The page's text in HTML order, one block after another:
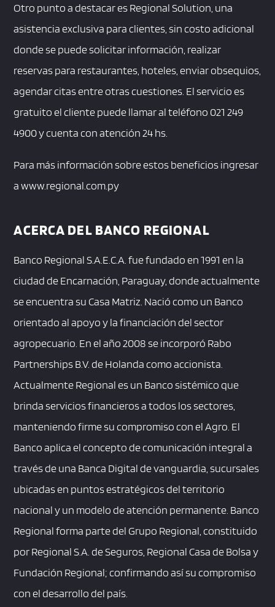
Otro punto a destacar es Regional Solution, una
asistencia exclusiva para clientes, sin costo adicional
donde se puede solicitar información, realizar
reservas para restaurantes, hoteles, enviar obsequios,
agendar citas entre otras cuestiones. El servicio es
gratuito el cliente puede llamar al teléfono 021 249
4900 y cuenta con atención 24 hs.
Para más información sobre estos beneficios ingresar
a www.regional.com.py
ACERCA DEL BANCO REGIONAL
Banco Regional S.A.E.C.A. fue fundado en 1991 en la
ciudad de Encarnación, Paraguay, donde actualmente
se encuentra su Casa Matriz. Nació como un Banco
orientado al apoyo y la financiación del sector
agropecuario. En el año 2008 se incorporó Rabo
Partnerships B.V. de Holanda como accionista.
Actualmente Regional es un Banco sistémico que
brinda servicios financieros a todos los sectores,
manteniendo firme su compromiso con el Agro. El
Banco aplica el concepto de comunicación integral a
través de una Banca Digital de vanguardia, sucursales
ubicadas en puntos estratégicos del territorio
nacional y un modelo de atención permanente. Banco
Regional forma parte del Grupo Regional, constituido
por Regional S.A. de Seguros, Regional Casa de Bolsa y
Fundación Regional; confirmando así su compromiso
con el desarrollo del país.